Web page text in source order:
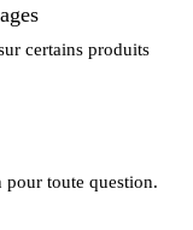
certains produits
toute question.